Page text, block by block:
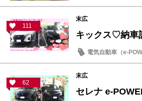
111
末広
キックス♡納車
電気自動車（e-
62
末広
セレナ e-